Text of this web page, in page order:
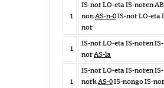
1
IS-nor LO-eta IS-noren
nonAS-n-0IS-nor LO-eta
nor
1
IS-nor LO-eta IS-noren IS-
norAS-la
1
IS-nor LO-eta IS-noren IS-
norkAS-0IS-nongo IS-